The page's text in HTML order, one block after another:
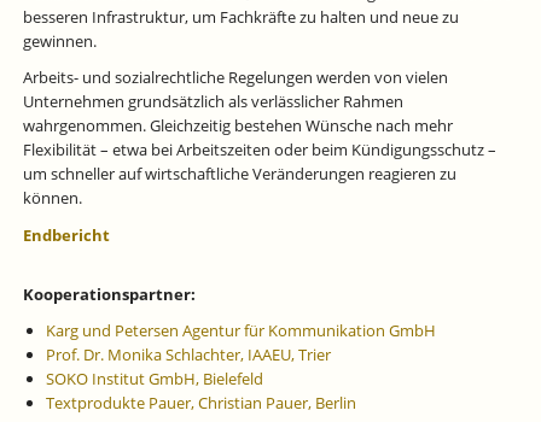
besseren Infrastruktur, um Fachkräfte zu halten und neue zu
gewinnen.
Arbeits- und sozialrechtliche Regelungen werden von vielen
Unternehmen grundsätzlich als verlässlicher Rahmen
wahrgenommen. Gleichzeitig bestehen Wünsche nach mehr
Flexibilität – etwa bei Arbeitszeiten oder beim Kündigungsschutz –
um schneller auf wirtschaftliche Veränderungen reagieren zu
können.
Endbericht
Kooperationspartner:
Karg und Petersen Agentur für Kommunikation GmbH
Prof. Dr. Monika Schlachter, IAAEU, Trier
SOKO Institut GmbH, Bielefeld
Textprodukte Pauer, Christian Pauer, Berlin